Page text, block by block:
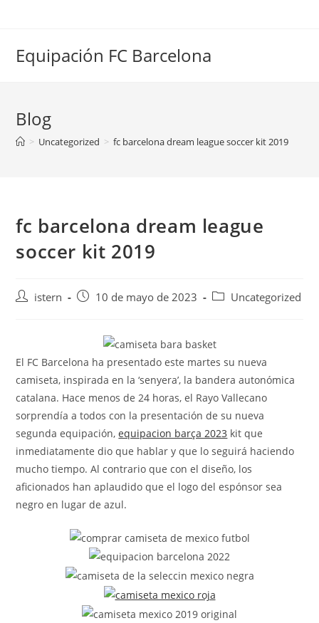
Equipación FC Barcelona
Blog
> Uncategorized > fc barcelona dream league soccer kit 2019
fc barcelona dream league
soccer kit 2019
Autoristern
Publicación
entrada:
10 de mayo de 2023
Categoría
entrada:
Uncategorized
El FC Barcelona ha presentado este martes su nueva
camiseta, inspirada en la ‘senyera’, la bandera autonómica
catalana. Hace menos de 24 horas, el Rayo Vallecano
sorprendía a todos con la presentación de su nueva
segunda equipación,equipacion barça 2023 kit que
inmediatamente dio que hablar y que lo seguirá haciendo
mucho tiempo. Al contrario que con el diseño, los
aficionados han aplaudido que el logo del espónsor sea
negro en lugar de azul.